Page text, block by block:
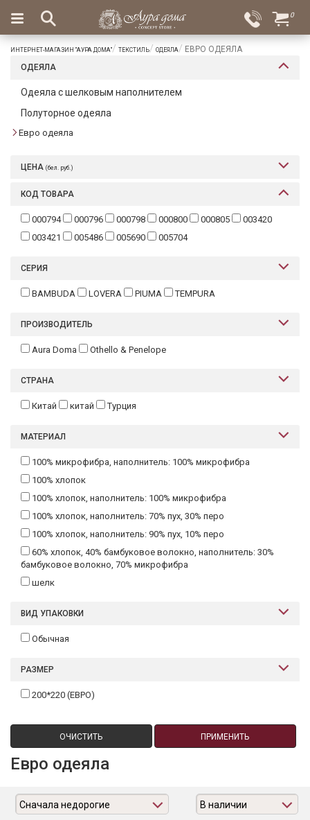
Вход
Избранное
×
Салоны
Доставка
Оплата
Подарки
Ароматы
для
Бар
хрусталь
Посуда
Столовые
приборы
Текстиль
Фарфор
Декор
Бренды
0
ИНТЕРНЕТ-МАГАЗИН "АУРА ДОМА" ТЕКСТИЛЬ ОДЕЯЛА
ЕВРО ОДЕЯЛА
ОДЕЯЛА
Одеяла с шелковым наполнителем
Полуторное одеяла
Евро одеяла
ЦЕНА (бел. руб.)
КОД ТОВАРА
000794 000796 000798 000800 000805
003420
003421
005486 005690 005704
СЕРИЯ
BAMBUDA LOVERA PIUMA TEMPURA
ПРОИЗВОДИТЕЛЬ
Aura Doma Othello & Penelope
СТРАНА
Китай китай Турция
МАТЕРИАЛ
100% микрофибра, наполнитель: 100% микрофибра
100% хлопок
100% хлопок, наполнитель: 100% микрофибра
100% хлопок, наполнитель: 70% пух, 30% перо
100% хлопок, наполнитель: 90% пух, 10% перо
60% хлопок, 40% бамбуковое волокно, наполнитель: 30%
бамбуковое волокно, 70% микрофибра
шелк
ВИД УПАКОВКИ
Обычная
РАЗМЕР
200*220 (ЕВРО)
ОЧИСТИТЬ ПРИМЕНИТЬ
Евро одеяла
Сначала недорогие В наличии